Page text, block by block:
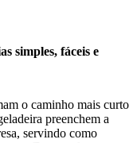
simples, fáceis e
o caminho mais curto
preenchem a
servindo como